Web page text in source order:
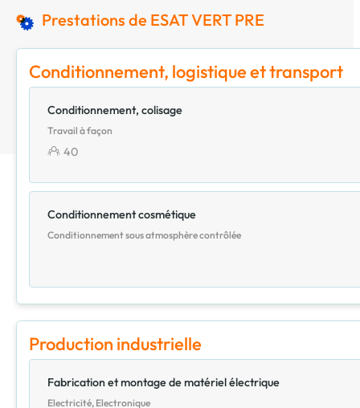
Prestations de ESAT VERT PRE
Conditionnement, logistique et transport
Conditionnement, colisage
Travail à façon
40
Conditionnement cosmétique
Conditionnement sous atmosphère contrôlée
Production industrielle
Fabrication et montage de matériel électrique
Electricité, Electronique